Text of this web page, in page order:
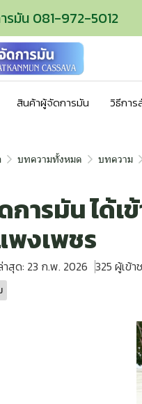
มัน 081-972-5012
สินค้าผู้จัดการมัน วิธีการ
บทความทั้งหมด บทความ
การมัน ได้เ
พงเพชร
สุด: 23 ก.พ. 2026 325 ผู้เข้า